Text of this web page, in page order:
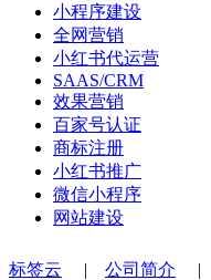
小程序建设
全网营销
小红书代运营
SAAS/CRM
效果营销
百家号认证
商标注册
小红书推广
微信小程序
网站建设
标签云 | 公司简介 |